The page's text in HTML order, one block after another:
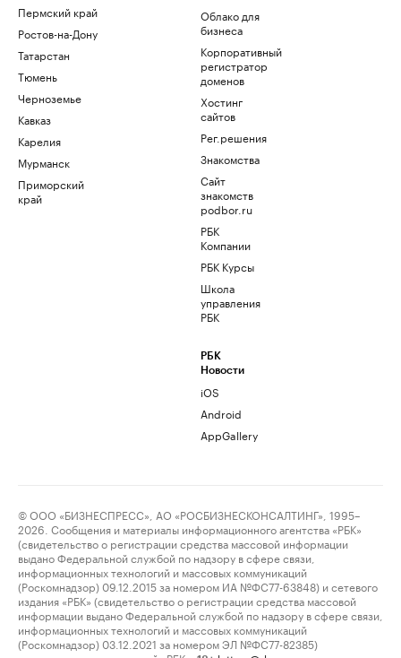
Пермский край
Ростов-на-Дону
Татарстан
Тюмень
Черноземье
Кавказ
Карелия
Мурманск
Приморский
край
Облако для
бизнеса
Корпоративный
регистратор
доменов
Хостинг
сайтов
Рег.решения
Знакомства
Сайт
знакомств
podbor.ru
РБК
Компании
РБК Курсы
Школа
управления
РБК
РБК
Новости
iOS
Android
AppGallery
© ООО «БИЗНЕСПРЕСС», АО «РОСБИЗНЕСКОНСАЛТИНГ», 1995–
2026. Сообщения и материалы информационного агентства «РБК»
(свидетельство о регистрации средства массовой информации
выдано Федеральной службой по надзору в сфере связи,
информационных технологий и массовых коммуникаций
(Роскомнадзор) 09.12.2015 за номером ИА №ФС77-63848) и сетевого
издания «РБК» (свидетельство о регистрации средства массовой
информации выдано Федеральной службой по надзору в сфере связи,
информационных технологий и массовых коммуникаций
(Роскомнадзор) 03.12.2021 за номером ЭЛ №ФС77-82385)